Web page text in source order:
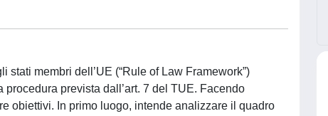
membri dell’UE (“Rule of Law Framework”)
prevista dall’art. 7 del TUE. Facendo
obiettivi. In primo luogo, intende analizzare il quadro